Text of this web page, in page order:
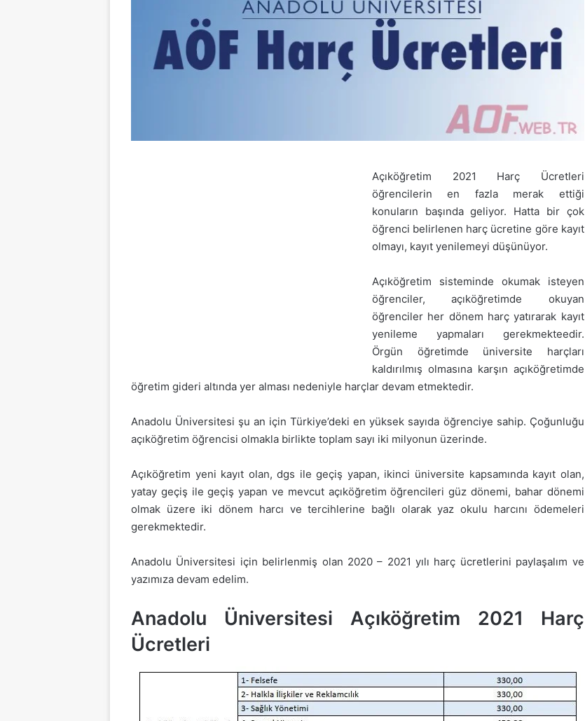
Açıköğretim 2021 Harç Ücretleri
öğrencilerin en fazla merak ettiği
konuların başında geliyor. Hatta bir çok
öğrenci belirlenen harç ücretine göre kayıt
olmayı, kayıt yenilemeyi düşünüyor.
Açıköğretim sisteminde okumak isteyen
öğrenciler, açıköğretimde okuyan
öğrenciler her dönem harç yatırarak kayıt
yenileme yapmaları gerekmekteedir.
Örgün öğretimde üniversite harçları
kaldırılmış olmasına karşın açıköğretimde
öğretim gideri altında yer alması nedeniyle harçlar devam etmektedir.
Anadolu Üniversitesi şu an için Türkiye’deki en yüksek sayıda öğrenciye sahip. Çoğunluğu
açıköğretim öğrencisi olmakla birlikte toplam sayı iki milyonun üzerinde.
Açıköğretim yeni kayıt olan, dgs ile geçiş yapan, ikinci üniversite kapsamında kayıt olan,
yatay geçiş ile geçiş yapan ve mevcut açıköğretim öğrencileri güz dönemi, bahar dönemi
olmak üzere iki dönem harcı ve tercihlerine bağlı olarak yaz okulu harcını ödemeleri
gerekmektedir.
Anadolu Üniversitesi için belirlenmiş olan 2020 – 2021 yılı harç ücretlerini paylaşalım ve
yazımıza devam edelim.
Anadolu Üniversitesi Açıköğretim 2021 Harç
Ücretleri